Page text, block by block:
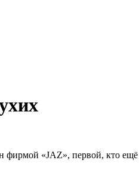
фирмой «JAZ», первой, кто